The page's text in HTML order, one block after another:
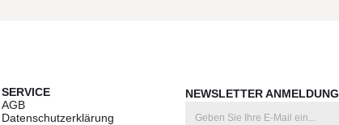
SERVICE
AGB
Datenschutzerklärung
NEWSLETTER ANMELDUNG